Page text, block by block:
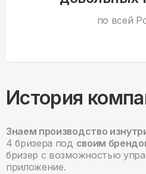
по всей
История
Знаем производство
4 бризера под своим
бризер с возможностью
приложение.